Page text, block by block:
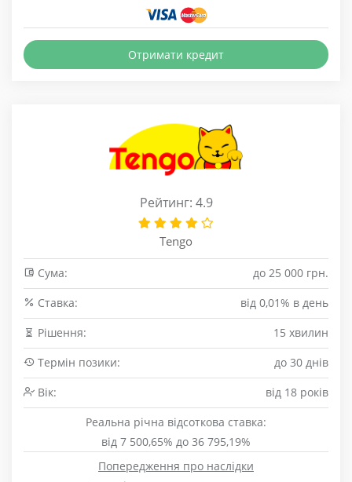
Отримати кредит
Рейтинг: 4.9
Tengo
Сума:
до 25 000 грн.
Cтавка:
від 0,01% в день
Рішення:
15 хвилин
Термін позики:
до 30 днів
Вік:
від 18 років
Реальна річна відсоткова ставка:
від 7 500,65% до 36 795,19%
Попередження про наслідки